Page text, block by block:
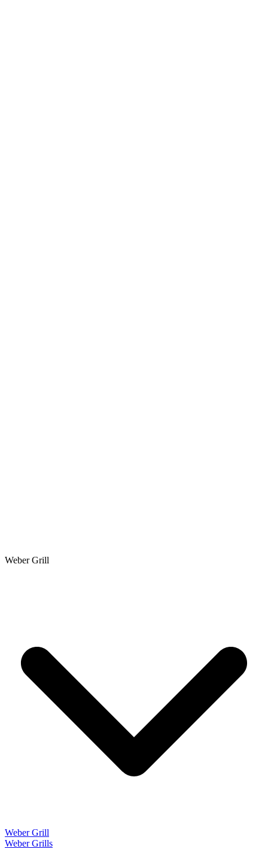
Weber Grill
Weber Grill
Weber Grills